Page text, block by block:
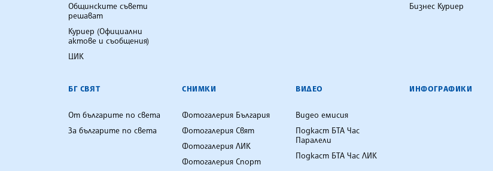
Общинските съвети
решават
Куриер (Официални
актове и съобщения)
ЦИК
Бизнес Куриер
БГ СВЯТ
От българите по света
За българите по света
СНИМКИ
Фотогалерия България
Фотогалерия Свят
Фотогалерия ЛИК
Фотогалерия Спорт
ВИДЕО
Видео емисия
Подкаст БТА Час
Паралели
Подкаст БТА Час ЛИК
ИНФОГРАФИКИ